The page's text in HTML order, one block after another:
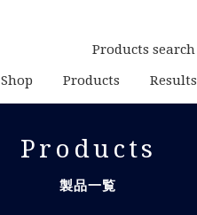
Products search
Shop Products Results
Products
製品一覧